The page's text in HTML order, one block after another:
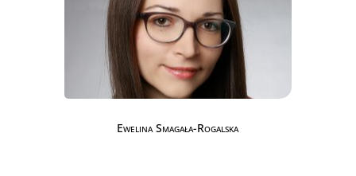
Ewelina Smagała-Rogalska